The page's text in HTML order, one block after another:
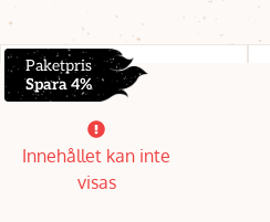
Paketpris
Spara 4%
Innehållet kan inte
visas